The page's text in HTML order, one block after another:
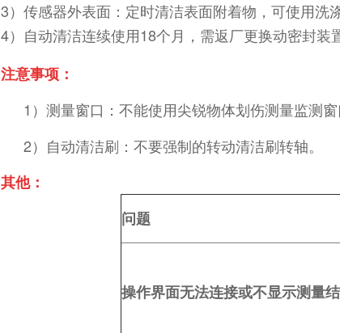
3）传感器外表面：定时清洁表面附着物，可使用洗
4）自动清洁连续使用18个月，需返厂更换动密封装置
注意事项：
1）测量窗口：不能使用尖锐物体划伤测量监测
2）自动清洁刷：不要强制的转动清洁刷转轴。
其他：
问题
操作界面无法连接或不显示测量